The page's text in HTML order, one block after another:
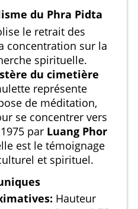
du Phra Pidta
le retrait des
concentration sur la
spirituelle.
du cimetière
représente
de méditation,
se concentrer vers
par Luang Phor
est le témoignage
et spirituel.
Hauteur